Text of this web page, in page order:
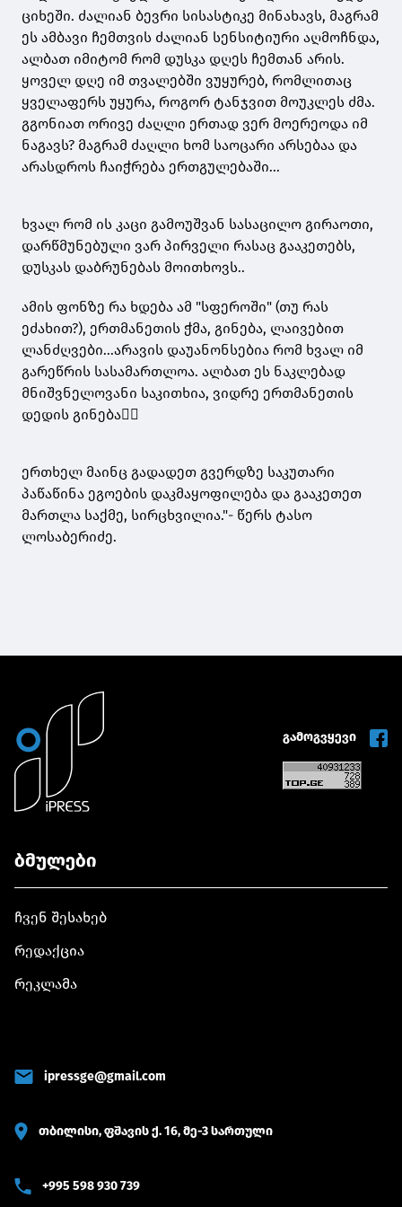
ციხეში. ძალიან ბევრი სისასტიკე მინახავს, მაგრამ
ეს ამბავი ჩემთვის ძალიან სენსიტიური აღმოჩნდა,
ალბათ იმიტომ რომ დუსკა დღეს ჩემთან არის.
ყოველ დღე იმ თვალებში ვუყურებ, რომლითაც
ყველაფერს უყურა, როგორ ტანჯვით მოუკლეს ძმა.
გგონიათ ორივე ძაღლი ერთად ვერ მოერეოდა იმ
ნაგავს? მაგრამ ძაღლი ხომ საოცარი არსებაა და
არასდროს ჩაიჭრება ერთგულებაში...
ხვალ რომ ის კაცი გამოუშვან სასაცილო გირაოთი,
დარწმუნებული ვარ პირველი რასაც გააკეთებს,
დუსკას დაბრუნებას მოითხოვს..
ამის ფონზე რა ხდება ამ "სფეროში" (თუ რას
ეძახით?), ერთმანეთის ჭმა, გინება, ლაივებით
ლანძღვები...არავის დაუანონსებია რომ ხვალ იმ
გარეწრის სასამართლოა. ალბათ ეს ნაკლებად
მნიშვნელოვანი საკითხია, ვიდრე ერთმანეთის
დედის გინება🤷‍♀️
ერთხელ მაინც გადადეთ გვერდზე საკუთარი
პაწაწინა ეგოების დაკმაყოფილება და გააკეთეთ
მართლა საქმე, სირცხვილია."- წერს ტასო
ლოსაბერიძე.
გამოგვყევი
ბმულები
ჩვენ შესახებ
რედაქცია
რეკლამა
ipressge@gmail.com
თბილისი, ფშავის ქ. 16, მე-3 სართული
+995 598 930 739